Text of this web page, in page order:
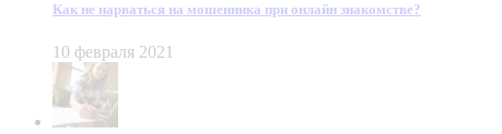
Как не нарваться на мошенника при онлайн знакомстве?
10 февраля 2021